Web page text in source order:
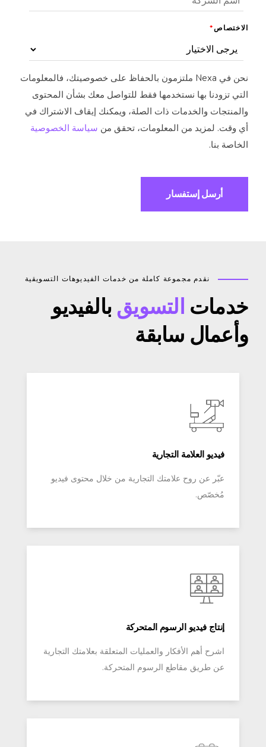
*
نحن في Nexa ملتزمون بالحفاظ على خصوصيتك، فالمعلومات
تزودنا بها نستخدمها فقط للتواصل معك بشأن المحتوى
والخدمات ذات الصلة، ويمكنك إيقاف الاشتراك في
لمزيد من المعلومات، تحقق منسياسة الخصوصية
بنا.
نقدم مجموعة كاملة من خدمات الفيديوهات التسويقية
التسويقبالفيديو
سابقة
فيديو العلامة التجارية
عبّر عن روح علامتك التجارية من خلال محتوى فيديو
إنتاج فيديو الرسوم المتحركة
اشرح أهم الأفكار والعمليات المتعلقة بعلامتك التجارية
عن طريق مقاطع الرسوم المتحركة.